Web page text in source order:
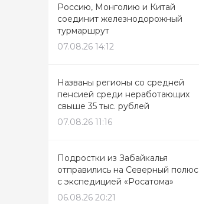
Россию, Монголию и Китай
соединит железнодорожный
турмаршрут
07.08.26 14:12
Названы регионы со средней
пенсией среди неработающих
свыше 35 тыс. рублей
07.08.26 11:16
Подростки из Забайкалья
отправились на Северный полюс
с экспедицией «Росатома»
06.08.26 20:21